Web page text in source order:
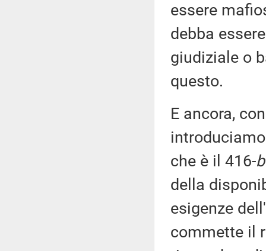
essere
debba
giudiziale o
questo.
E ancora,
che è il 416-
della
esigenze
commette il